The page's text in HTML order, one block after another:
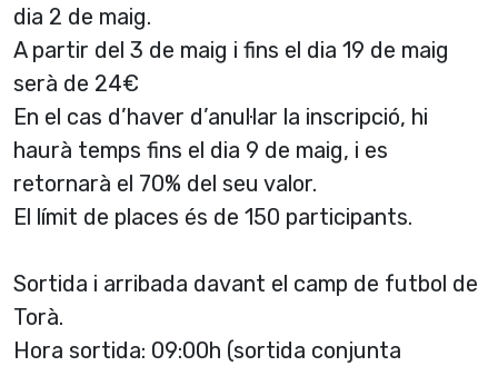
dia 2 de maig.
A partir del 3 de maig i fins el dia 19 de maig
serà de 24€
En el cas d’haver d’anul·lar la inscripció, hi
haurà temps fins el dia 9 de maig, i es
retornarà el 70% del seu valor.
El límit de places és de 150 participants.
Sortida i arribada davant el camp de futbol de
Torà.
Hora sortida: 09:00h (sortida conjunta